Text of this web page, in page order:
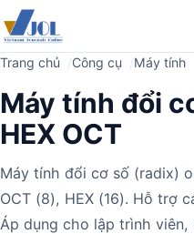
Trang chủ Công cụ Máy tính
Máy tính đổi
HEX OCT
Máy tính đổi cơ số (radix)
OCT (8), HEX (16). Hỗ trợ
Áp dụng cho lập trình